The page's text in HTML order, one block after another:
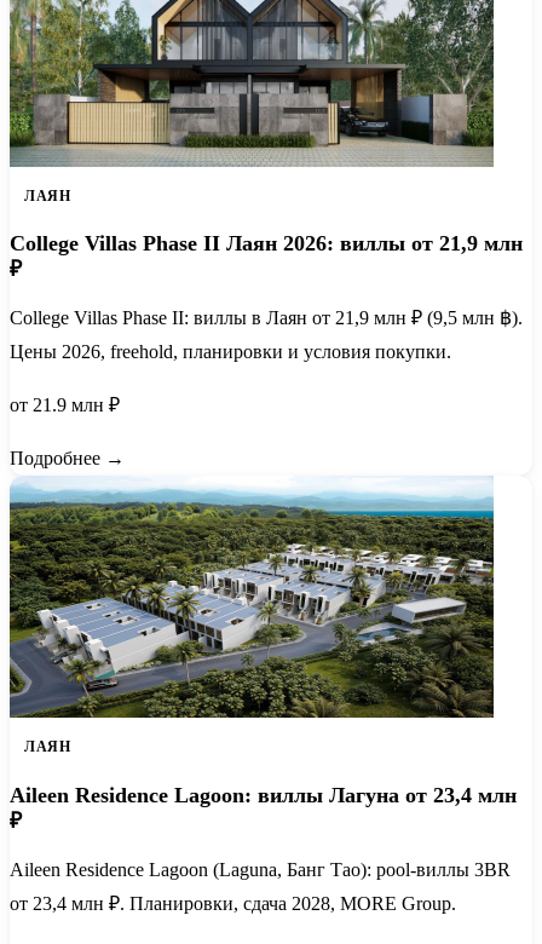
ЛАЯН
College Villas Phase II Лаян 2026: виллы от 21,9 млн
₽
College Villas Phase II: виллы в Лаян от 21,9 млн ₽ (9,5 млн ฿).
Цены 2026, freehold, планировки и условия покупки.
от 21.9 млн ₽
Подробнее →
ЛАЯН
Aileen Residence Lagoon: виллы Лагуна от 23,4 млн
₽
Aileen Residence Lagoon (Laguna, Банг Тао): pool-виллы 3BR
от 23,4 млн ₽. Планировки, сдача 2028, MORE Group.